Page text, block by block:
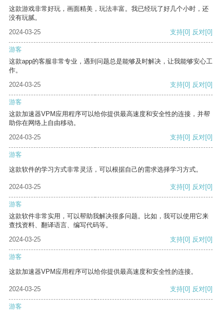
这款游戏非常好玩，画面精美，玩法丰富。我已经玩了好几个小时，还
没有玩腻。
2024-03-25
支持[0] 反对[0]
游客
这款app的客服非常专业，遇到问题总是能够及时解决，让我能够安心工
作。
2024-03-25
支持[0] 反对[0]
游客
这款加速器VPM应用程序可以给你提供最高速度和安全性的连接，并帮
助你在网络上自由移动。
2024-03-25
支持[0] 反对[0]
游客
这款软件的学习方式非常灵活，可以根据自己的需求选择学习方式。
2024-03-25 支持[0] 反对[0]
游客
这款软件非常实用，可以帮助我解决很多问题。比如，我可以使用它来
查找资料、翻译语言、编写代码等。
2024-03-25
支持[0] 反对[0]
游客
这款加速器VPM应用程序可以给你提供最高速度和安全性的连接。
2024-03-25 支持[0] 反对[0]
游客